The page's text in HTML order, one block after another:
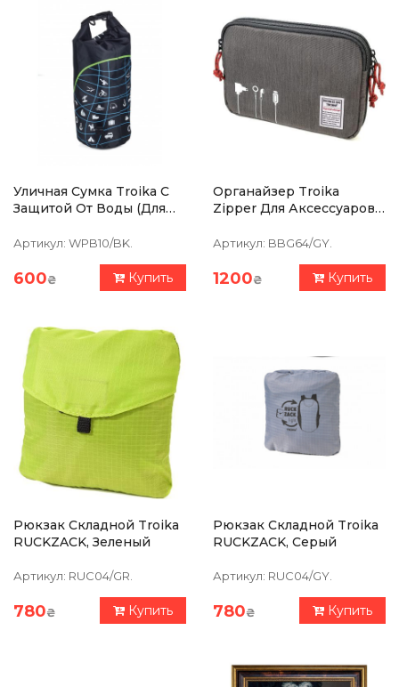
Уличная Сумка Troika С
Защитой От Воды (для
WATERPROOF BAG
Артикул: WPB10/BK.
600₴ Купить
Органайзер Troika
Zipper Для Аксессуаров,
Артикул: BBG64/GY.
1200₴ Купить
Рюкзак Складной Troika
RUCKZACK, Зеленый
Артикул: RUC04/GR.
780₴ Купить
Рюкзак Складной Troika
RUCKZACK, Серый
Артикул: RUC04/GY.
780₴ Купить